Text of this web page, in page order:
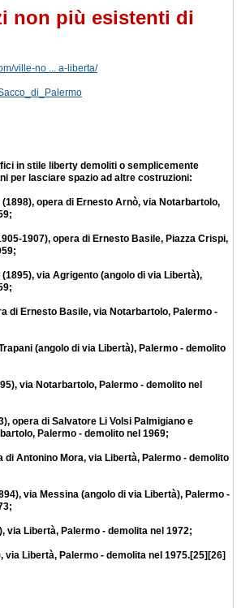
non più esistenti di
ville-no ... a-liberta/
in stile liberty demoliti o semplicemente
per lasciare spazio ad altre costruzioni:
opera di Ernesto Arnò, via Notarbartolo,
1907), opera di Ernesto Basile, Piazza Crispi,
(1895), via Agrigento (angolo di via Libertà),
di Ernesto Basile, via Notarbartolo, Palermo -
(angolo di via Libertà), Palermo - demolito
via Notarbartolo, Palermo - demolito nel
opera di Salvatore Li Volsi Palmigiano e
Palermo - demolito nel 1969;
di Antonino Mora, via Libertà, Palermo - demolito
via Messina (angolo di via Libertà), Palermo -
via Libertà, Palermo - demolita nel 1972;
via Libertà, Palermo - demolita nel 1975.[25][26]